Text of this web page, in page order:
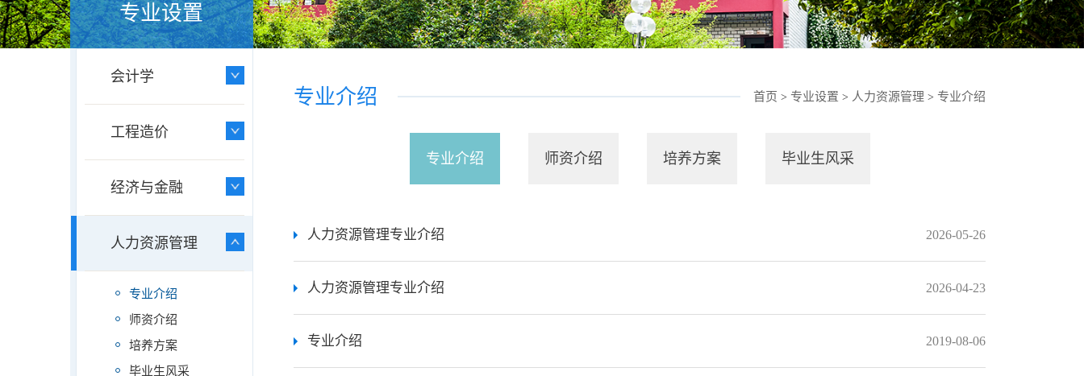
专业设置
会计学
工程造价
经济与金融
人力资源管理
专业介绍
师资介绍
培养方案
毕业生风采
首页 > 专业设置 > 人力资源管理 > 专业介绍
专业介绍
专业介绍 师资介绍 培养方案 毕业生风采
人力资源管理专业介绍 2026-05-26
人力资源管理专业介绍 2026-04-23
专业介绍 2019-08-06